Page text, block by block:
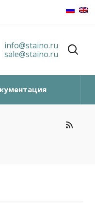
info@staino.ru
sale@staino.ru